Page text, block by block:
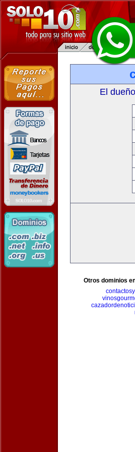
El
Otros dominios